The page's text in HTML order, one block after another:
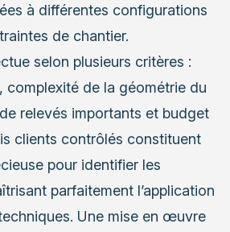
à différentes configurations
de chantier.
selon plusieurs critères :
complexité de la géométrie du
relevés importants et budget
clients contrôlés constituent
pour identifier les
parfaitement l’application
Une mise en œuvre